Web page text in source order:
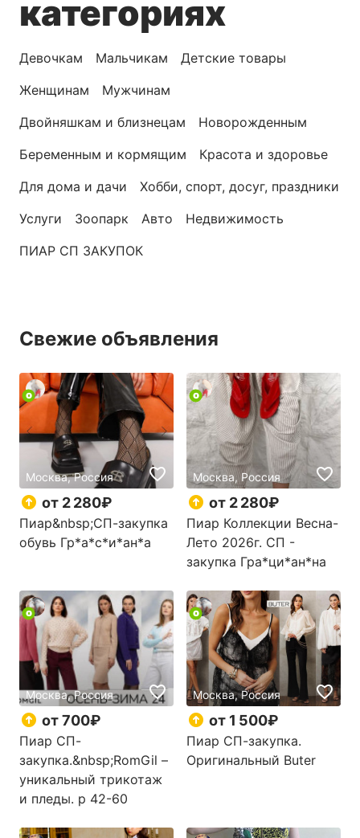
категориях
Девочкам Мальчикам
Детские товары
Женщинам
Мужчинам
Двойняшкам и близнецам
Новорожденным
Беременным и кормящим
Красота и здоровье
Для дома и дачи
Хобби, спорт, досуг, праздники
Услуги
Зоопарк Авто
Недвижимость
ПИАР СП ЗАКУПОК
Свежие объявления
Москва, Россия
от 2 280₽
Пиар&nbsp;СП-закупка
обувь Гр*а*с*и*ан*а
Москва, Россия
от 2 280₽
Пиар Коллекции Весна-
Лето 2026г. СП -
закупка Гра*ци*ан*на
Москва, Россия
от 700₽
Пиар СП-
закупка.&nbsp;RomGil –
уникальный трикотаж
и пледы. р 42-60
Москва, Россия
от 1 500₽
Пиар СП-закупка.
Оригинальный Buter